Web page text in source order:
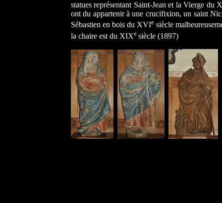
statues représentant Saint-Jean et la Vierge du
ont du appartenir à une crucifixion, un saint
Sébastien en bois du XVIe siècle
la chaire est du XIXe siècle (1897)